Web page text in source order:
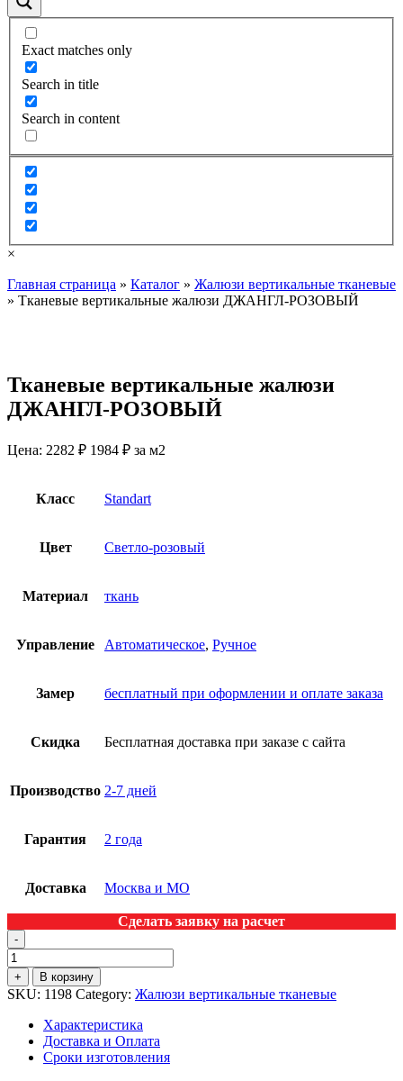
Exact matches only
Search in title
Search in content
×
Главная страница » Каталог » Жалюзи вертикальные тканевые
» Тканевые вертикальные жалюзи ДЖАНГЛ-РОЗОВЫЙ
Тканевые вертикальные жалюзи
ДЖАНГЛ-РОЗОВЫЙ
Цена: 2282 ₽ 1984 ₽ за м2
Класс Standart
Цвет Светло-розовый
Материал ткань
Управление Автоматическое, Ручное
Замер бесплатный при оформлении и оплате заказа
Скидка Бесплатная доставка при заказе с сайта
Производство 2-7 дней
Гарантия 2 года
Доставка Москва и МО
Сделать заявку на расчет
-
Тканевые
вертикальные
жалюзи
ДЖАНГЛ-
РОЗОВЫЙ
quantity
+ В корзину
SKU: 1198 Category: Жалюзи вертикальные тканевые
Характеристика
Доставка и Оплата
Сроки изготовления